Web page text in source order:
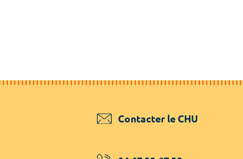
Contacter le CHU